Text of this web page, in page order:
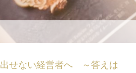
せない経営者へ ～答えは